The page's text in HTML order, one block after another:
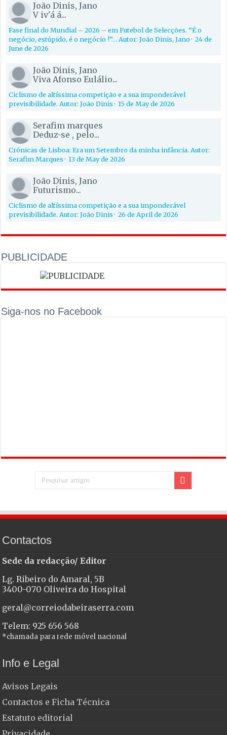
João Dinis, Jano
V iv'á á...
Fase final do Mundial – 2026 – em Futebol de Selecções. “É o
negócio, estúpido, é o negócio !”… Autor: João Dinis, Jano·24 de
June de 2026
João Dinis, Jano
Viva Afonso Eulálio...
Ciclismo de altíssima competição e a sua imponderável
previsibilidade. Autor: João Dinis·15 de May de 2026
Serafim marques
Deduz-se , pelo...
Crónicas de Lisboa: Era um Setembro da minha infância. Autor:
Serafim Marques·13 de May de 2026
João Dinis, Jano
Futurismo...
Ciclismo de altíssima competição e a sua imponderável
previsibilidade. Autor: João Dinis·26 de April de 2026
PUBLICIDADE
Siga-nos no Facebook
Contactos
Sede da redacção/ Editor
Lg. Ribeiro do Amaral, 5B
3400-070 Oliveira do Hospital
geral@correiodabeiraserra.com
Telem: 925 656 568
*chamada para rede móvel nacional
Info e Legal
Avisos Legais
Contactos e Ficha Técnica
Estatuto editorial